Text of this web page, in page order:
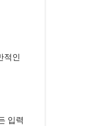
적인
입력